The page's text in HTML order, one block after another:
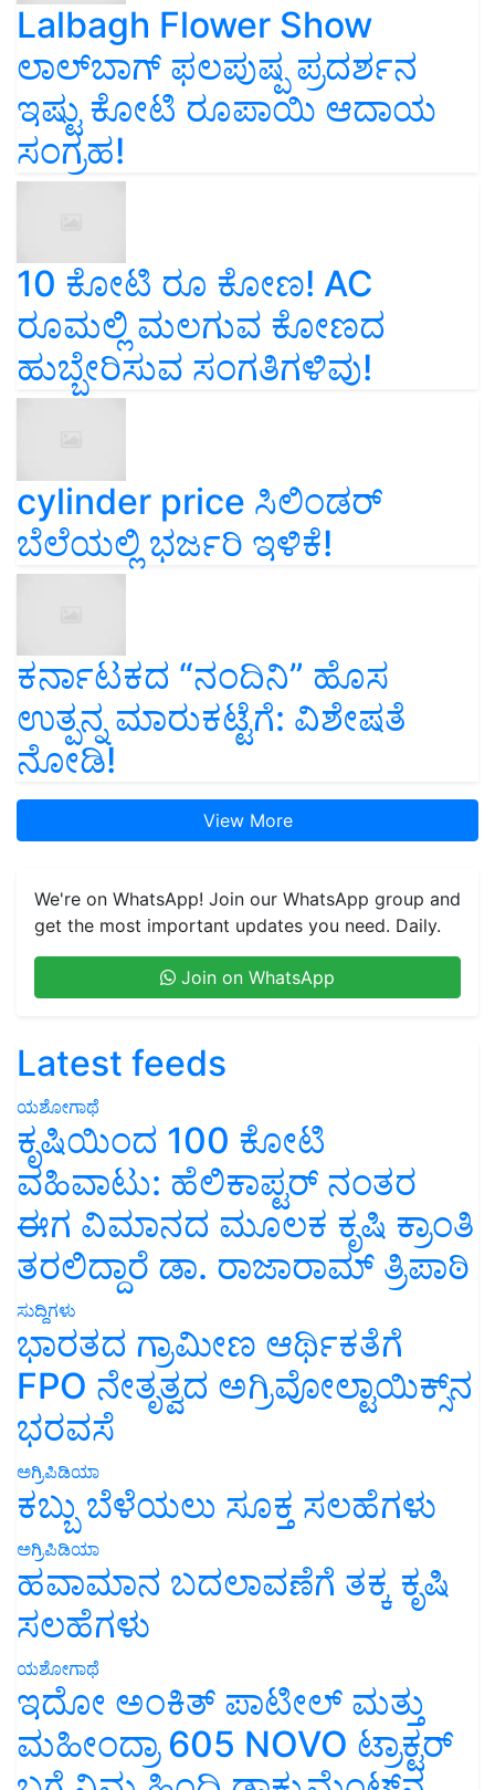
Lalbagh Flower Show
ಲಾಲ್‌ಬಾಗ್ ಫಲಪುಷ್ಪ ಪ್ರದರ್ಶನ
ಇಷ್ಟು ಕೋಟಿ ರೂಪಾಯಿ ಆದಾಯ
ಸಂಗ್ರಹ!
10 ಕೋಟಿ ರೂ ಕೋಣ! AC
ರೂಮಲ್ಲಿ ಮಲಗುವ ಕೋಣದ
ಹುಬ್ಬೇರಿಸುವ ಸಂಗತಿಗಳಿವು!
cylinder price ಸಿಲಿಂಡರ್‌
ಬೆಲೆಯಲ್ಲಿ ಭರ್ಜರಿ ಇಳಿಕೆ!
ಕರ್ನಾಟಕದ “ನಂದಿನಿ” ಹೊಸ
ಉತ್ಪನ್ನ ಮಾರುಕಟ್ಟೆಗೆ: ವಿಶೇಷತೆ
ನೋಡಿ!
View More
We're on WhatsApp! Join our WhatsApp group and
get the most important updates you need. Daily.
Join on WhatsApp
Latest feeds
ಯಶೋಗಾಥೆ
ಕೃಷಿಯಿಂದ 100 ಕೋಟಿ
ವಹಿವಾಟು: ಹೆಲಿಕಾಪ್ಟರ್ ನಂತರ
ಈಗ ವಿಮಾನದ ಮೂಲಕ ಕೃಷಿ ಕ್ರಾಂತಿ
ತರಲಿದ್ದಾರೆ ಡಾ. ರಾಜಾರಾಮ್ ತ್ರಿಪಾಠಿ
ಸುದ್ದಿಗಳು
ಭಾರತದ ಗ್ರಾಮೀಣ ಆರ್ಥಿಕತೆಗೆ
FPO ನೇತೃತ್ವದ ಅಗ್ರಿವೋಲ್ಟಾಯಿಕ್ಸ್‌ನ
ಭರವಸೆ
ಅಗ್ರಿಪಿಡಿಯಾ
ಕಬ್ಬು ಬೆಳೆಯಲು ಸೂಕ್ತ ಸಲಹೆಗಳು
ಅಗ್ರಿಪಿಡಿಯಾ
ಹವಾಮಾನ ಬದಲಾವಣೆಗೆ ತಕ್ಕ ಕೃಷಿ
ಸಲಹೆಗಳು
ಯಶೋಗಾಥೆ
ಇದೋ ಅಂಕಿತ್ ಪಾಟೀಲ್ ಮತ್ತು
ಮಹೀಂದ್ರಾ 605 NOVO ಟ್ರಾಕ್ಟರ್